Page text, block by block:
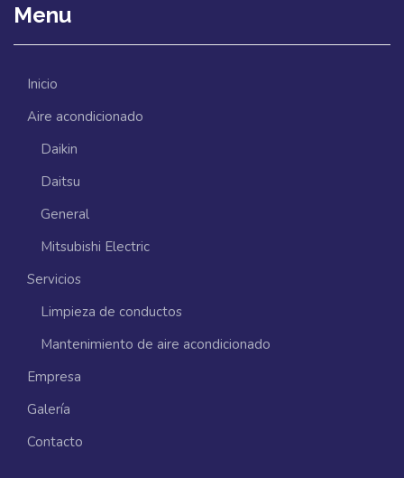
Menu
Inicio
Aire acondicionado
Daikin
Daitsu
General
Mitsubishi Electric
Servicios
Limpieza de conductos
Mantenimiento de aire acondicionado
Empresa
Galería
Contacto